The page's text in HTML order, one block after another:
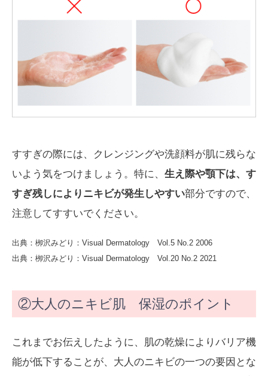
すすぎの際には、クレンジングや洗顔料が肌に残らな
いよう気をつけましょう。特に、 生え際や顎下は、す
すぎ残しによりニキビが発生しやすい部分ですので、
注意してすすいでください。
出典：栁沢みどり：Visual Dermatology Vol.5 No.2 2006
出典：栁沢みどり：Visual Dermatology Vol.20 No.2 2021
②大人のニキビ肌 保湿のポイント
これまでお伝えしたように、肌の乾燥によりバリア機
能が低下することが、大人のニキビの一つの要因とな